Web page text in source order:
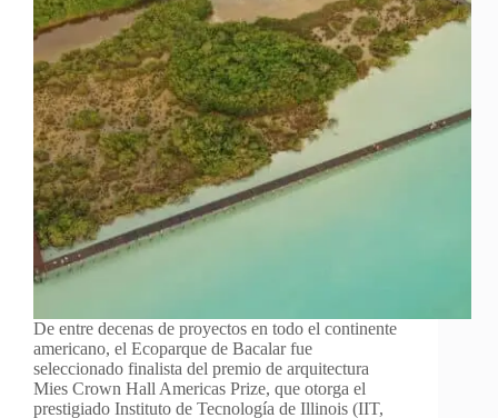
De entre decenas de proyectos en todo el continente
americano, el Ecoparque de Bacalar fue
seleccionado finalista del premio de arquitectura
Mies Crown Hall Americas Prize, que otorga el
prestigiado Instituto de Tecnología de Illinois (IIT,